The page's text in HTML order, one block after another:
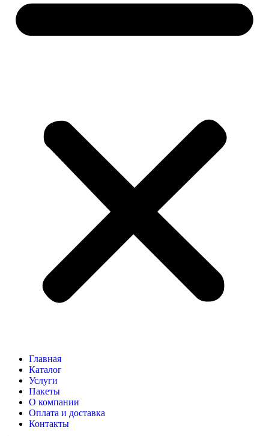
Главная
Каталог
Услуги
Пакеты
О компании
Оплата и доставка
Контакты